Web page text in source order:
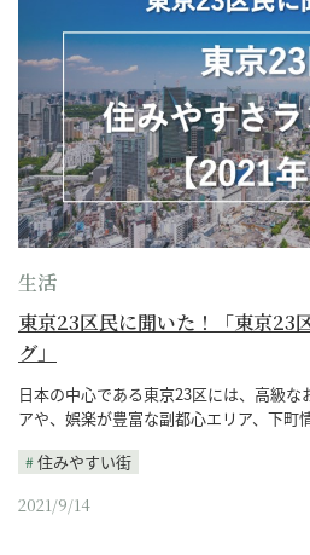
生活
東京23区民に聞いた！「東京23
グ」
日本の中心である東京23区には、高級な
アや、娯楽が豊富な副都心エリア、下
住みやすい街
2021/9/14